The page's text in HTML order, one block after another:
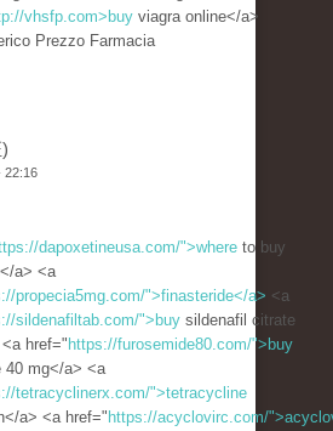
vhsfp.com>buy viagra online</a>
Prezzo Farmacia
22:16
dapoxetineusa.com/">where to buy
a> <a
propecia5mg.com/">finasteride</a> <a
sildenafiltab.com/">buy sildenafil citrate
href=" https://furosemide80.com/">buy
40 mg</a> <a
tetracyclinerx.com/">tetracycline
a> <a href=" https://acyclovirc.com/